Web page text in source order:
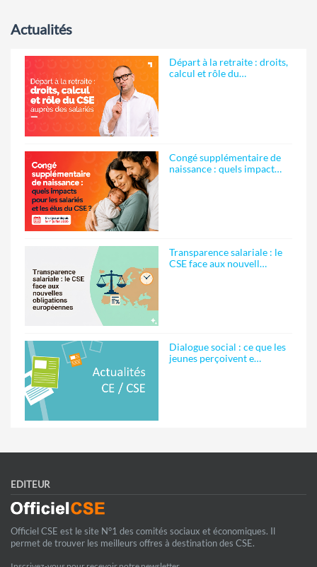
Actualités
Départ à la retraite : droits,
calcul et rôle du…
Congé supplémentaire de
naissance : quels impact…
Transparence salariale : le
CSE face aux nouvell…
Dialogue social : ce que les
jeunes perçoivent e…
EDITEUR
Officiel CSE est le site N°1 des comités sociaux et économiques. Il
permet de trouver les meilleurs offres à destination des CSE.